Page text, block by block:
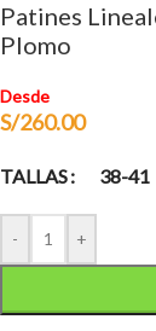
Patines
Plomo
Desde
S/260.00
TALLAS 38-41
- +